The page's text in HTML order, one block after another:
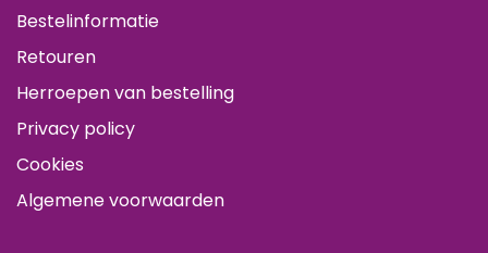
Bestelinformatie
Retouren
Herroepen van bestelling
Privacy policy
Cookies
Algemene voorwaarden